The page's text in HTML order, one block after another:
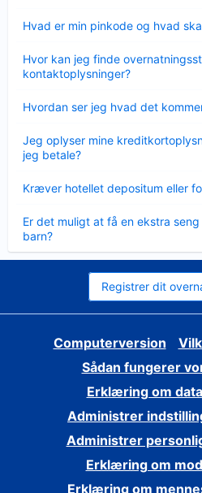
Hvad er min pinkode og hvad
Hvor kan jeg finde
kontaktoplysninger?
Hvordan ser jeg hvad det
Jeg oplyser mine
jeg betale?
Kræver hotellet depositum eller
Er det muligt at få en ekstra
barn?
Registrer dit
Computerversion
Sådan fungerer
Erklæring om
Administrer
Administrer
Erklæring om
Erklæring om